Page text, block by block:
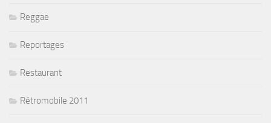
Reggae
Reportages
Restaurant
Rétromobile 2011